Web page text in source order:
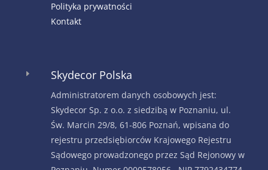
Polityka prywatności
Kontakt
E Skydecor Polska
Administratorem danych osobowych jest:
Skydecor Sp. z o.o. z siedzibą w Poznaniu, ul.
Św. Marcin 29/8, 61-806 Poznań, wpisana do
rejestru przedsiębiorców Krajowego Rejestru
Sądowego prowadzonego przez Sąd Rejonowy w